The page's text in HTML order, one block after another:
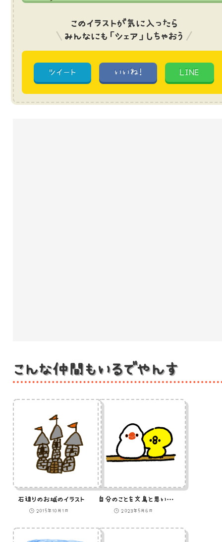
このイラストが気に入ったら
みんなにも「シェア」しちゃおう
ツイート いいね! LINE
こんな仲間もいるでやんす
石造りのお城のイラスト
2015年10月1日
自分のことを文鳥と思い込んでいるひよこ
2023年5月6日